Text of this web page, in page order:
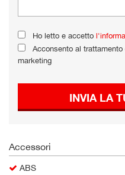
Ho letto e accetto
Acconsento al
marketing
INVIA LA
Accessori
ABS